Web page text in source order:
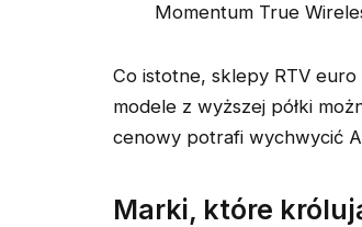
Momentum True
Co istotne, sklepy RTV
modele z wyższej półki
cenowy potrafi wychwycić
Marki, które